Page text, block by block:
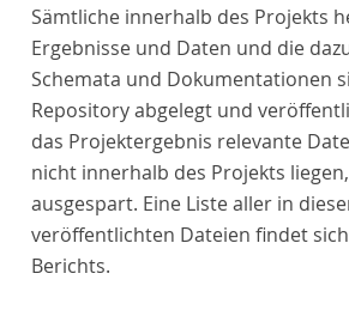
Sämtliche innerhalb des Projekts
Ergebnisse und Daten und die
Schemata und Dokumentationen
Repository abgelegt und
das Projektergebnis relevante
nicht innerhalb des Projekts
ausgespart. Eine Liste aller in
veröffentlichten Dateien findet
Berichts.